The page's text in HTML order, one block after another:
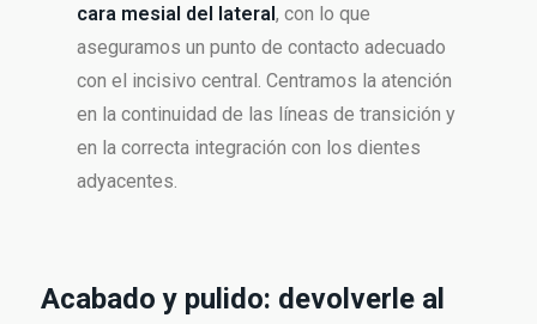
cara mesial del lateral, con lo que
aseguramos un punto de contacto adecuado
con el incisivo central. Centramos la atención
en la continuidad de las líneas de transición y
en la correcta integración con los dientes
adyacentes.
Acabado y pulido: devolverle al